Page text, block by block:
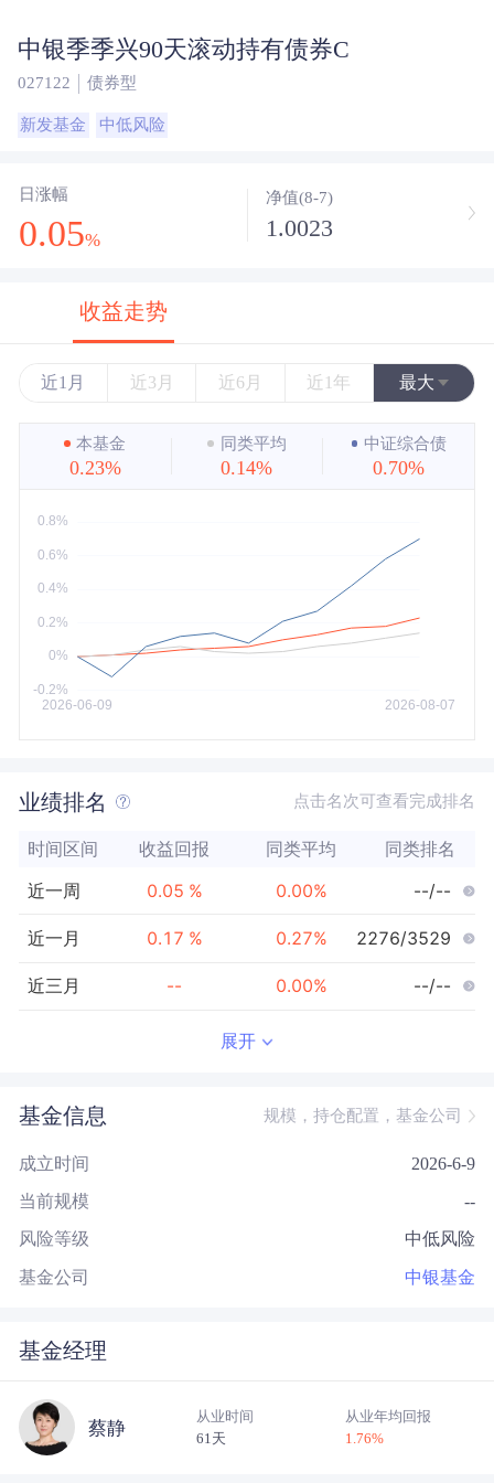
中银季季兴90天滚动持有债券C
027122 债券型
新发基金 中低风险
日涨幅
0.05%
净值(8-7)
1.0023
收益走势
近1月 近3月 近6月 近1年 最大
近3年
近5年
最大
本基金
0.23%
同类平均
0.14%
中证综合债
0.70%
业绩排名 点击名次可查看完成排名
时间区间 收益回报 同类平均 同类排名
近一周 0.05 % 0.00% --/--
近一月 0.17 % 0.27% 2276/3529
近三月 -- 0.00% --/--
近三年 0.00 % --/--
近五年 --/--
成立以来 --/--
展开
基金信息 规模，持仓配置，基金公司
成立时间 2026-6-9
当前规模 --
风险等级 中低风险
基金公司 中银基金
基金经理
蔡静
从业时间
61天
从业年均回报
1.76%